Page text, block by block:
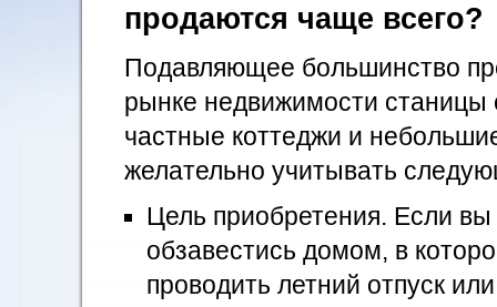
продаются чаще всего?
Подавляющее большинство
рынке недвижимости станицы
частные коттеджи и
желательно учитывать
Цель приобретения. Если вы
обзавестись домом, в
проводить летний отпуск